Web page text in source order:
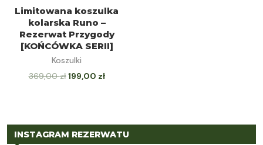
Limitowana koszulka
kolarska Runo –
Rezerwat Przygody
[KOŃCÓWKA SERII]
Koszulki
369,00zł199,00 zł
INSTAGRAM REZERWATU